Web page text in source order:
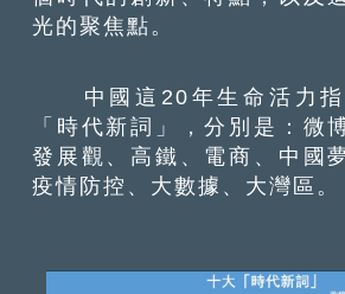
光的聚焦點。
中國這20年生命活力指
「時代新詞」，分別是：微
發展觀、高鐵、電商、中國
疫情防控、大數據、大灣區。